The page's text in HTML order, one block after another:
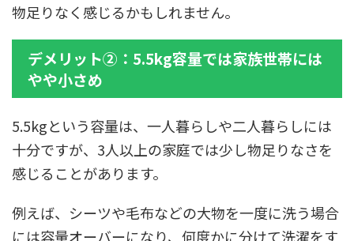
物足りなく感じるかもしれません。
デメリット②：5.5kg容量では家族世帯には
やや小さめ
5.5kgという容量は、一人暮らしや二人暮らしには
十分ですが、3人以上の家庭では少し物足りなさを
感じることがあります。
例えば、シーツや毛布などの大物を一度に洗う場合
には容量オーバーになり、何度かに分けて洗濯をす